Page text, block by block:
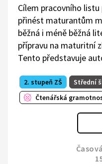
Cílem pracovního
přinést maturantům
běžná i méně běžná
přípravu na maturitní
Tento představuje
2. stupeň ZŠ Střední
Čtenářská